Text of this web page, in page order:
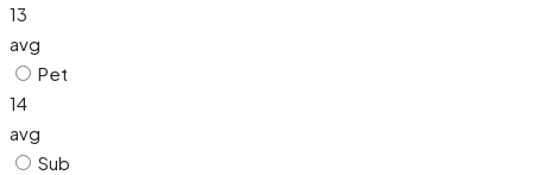
13
avg
Pet
14
avg
Sub